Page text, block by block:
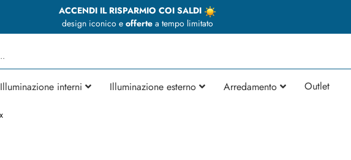
ACCENDI IL RISPARMIO COI SALDI
design iconico e offertea tempo limitato
Illuminazione interni Illuminazione esterno Arredamento Outlet